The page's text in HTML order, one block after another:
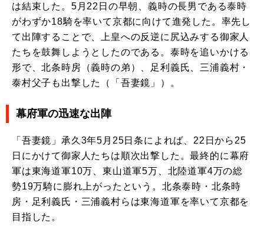
は結束した。5月22日の早朝、義時の長男である泰時
がわずか18騎を率いて京都に向けて進発した。率先し
て出陣することで、上皇への反逆に尻込みする御家人
たちを鼓舞しようとしたのである。泰時を追いかける
形で、北条時房（義時の弟）、足利義氏、三浦義村・
泰村父子も出撃した（「吾妻鏡」）。
幕府軍の迅速な出陣
「吾妻鏡」承久3年5月25日条によれば、22日から25
日にかけて御家人たちは順次出撃した。最終的に幕府
軍は東海道軍10万、東山道軍5万、北陸道軍4万の総
勢19万騎に膨れ上がったという。北条泰時・北条時
房・足利義氏・三浦義村らは東海道軍を率いて京都を
目指した。